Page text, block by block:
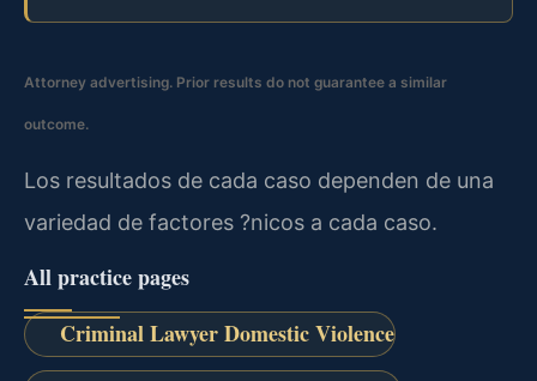
Attorney advertising. Prior results do not guarantee a similar
outcome.
Los resultados de cada caso dependen de una
variedad de factores ?nicos a cada caso.
All practice pages
Criminal Lawyer Domestic Violence